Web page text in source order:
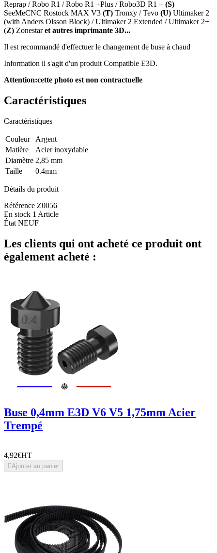
Reprap / Robo R1 / Robo R1 +Plus / Robo3D R1 + (S)
SeeMeCNC Rostock MAX V3 (T) Tronxy / Tevo (U) Ultimaker 2
(with Anders Olsson Block) / Ultimaker 2 Extended / Ultimaker 2+
(Z) Zonestaret autres imprimante 3D...
Il est recommandé d'effectuer le changement de buse à chaud
Information il s'agit d'un produit Compatible E3D.
Attention:cette photo est non contractuelle
Caractéristiques
Caractéristiques
Couleur
Argent
Matière
Acier inoxydable
Diamètre 2,85 mm
Taille
0.4mm
Détails du produit
Référence Z0056
En stock 1 Article
État NEUF
Les clients qui ont acheté ce produit ont
également acheté :
Buse 0,4mm E3D V6 V5 1,75mm Acier
Trempé
4,92€HT
Ajouter au panier